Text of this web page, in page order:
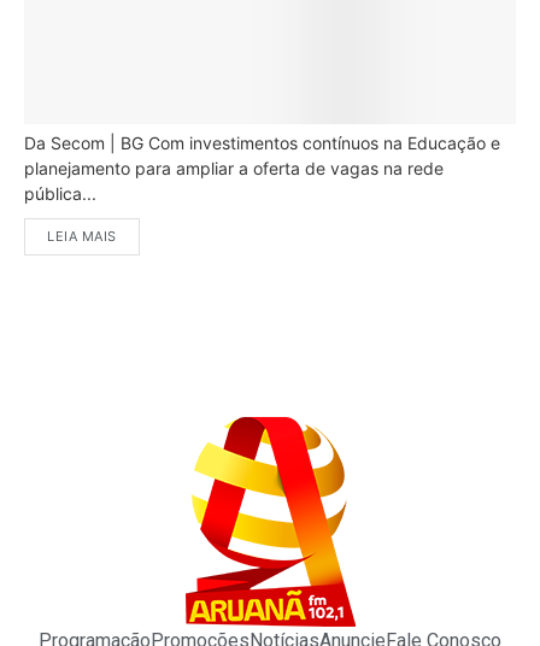
Da Secom | BG Com investimentos contínuos na Educação e
planejamento para ampliar a oferta de vagas na rede
pública...
LEIA MAIS
Programação Promoções NotíciasAnuncie Fale Conosco